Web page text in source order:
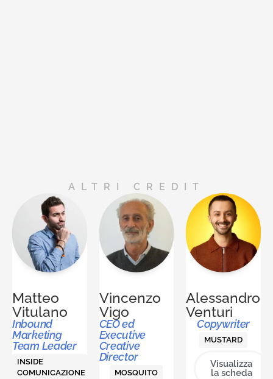
ALTRI CREDIT
Matteo
Vitulano
Inbound
Marketing
Team Leader
INSIDE
COMUNICAZIONE
Vincenzo
Vigo
CEO ed
Executive
Creative
Director
MOSQUITO
Alessandro
Venturi
Copywriter
MUSTARD
Visualizza
la scheda